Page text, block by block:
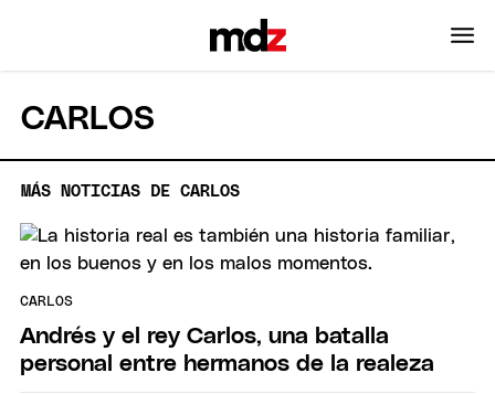
CARLOS
MÁS NOTICIAS DE CARLOS
CARLOS
Andrés y el rey Carlos, una batalla
personal entre hermanos de la realeza